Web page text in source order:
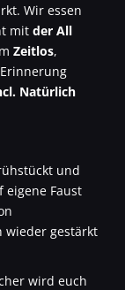
Wir essen
mit der All
Zeitlos,
Natürlich
und
eigene Faust
wieder gestärkt
wird euch